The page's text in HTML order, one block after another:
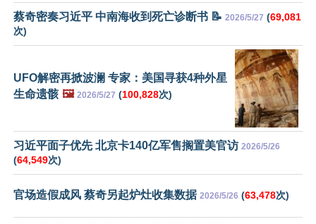
蔡奇密奏习近平 中南海收到死亡诊断书 📝 2026/5/27 (69,081
次)
UFO解密再掀波澜 专家：美国寻获4种外星
生命遗骸 🖼️ 2026/5/27 (100,828次)
习近平面子优先 北京卡140亿军售搁置美官访 2026/5/26
(64,549次)
官场造假成风 蔡奇另起炉灶收集数据 2026/5/26 (63,478次)